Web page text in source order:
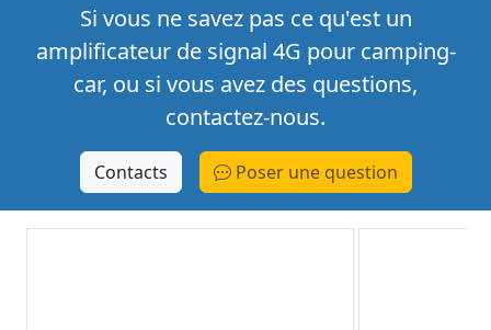
Si vous ne savez pas ce qu'est un
amplificateur de signal 4G pour camping-
car, ou si vous avez des questions,
contactez-nous.
Contacts Poser une question